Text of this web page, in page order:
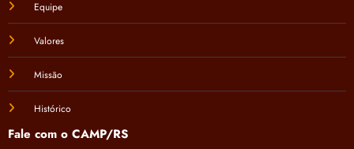
Equipe
Valores
Missão
Histórico
Fale com o CAMP/RS